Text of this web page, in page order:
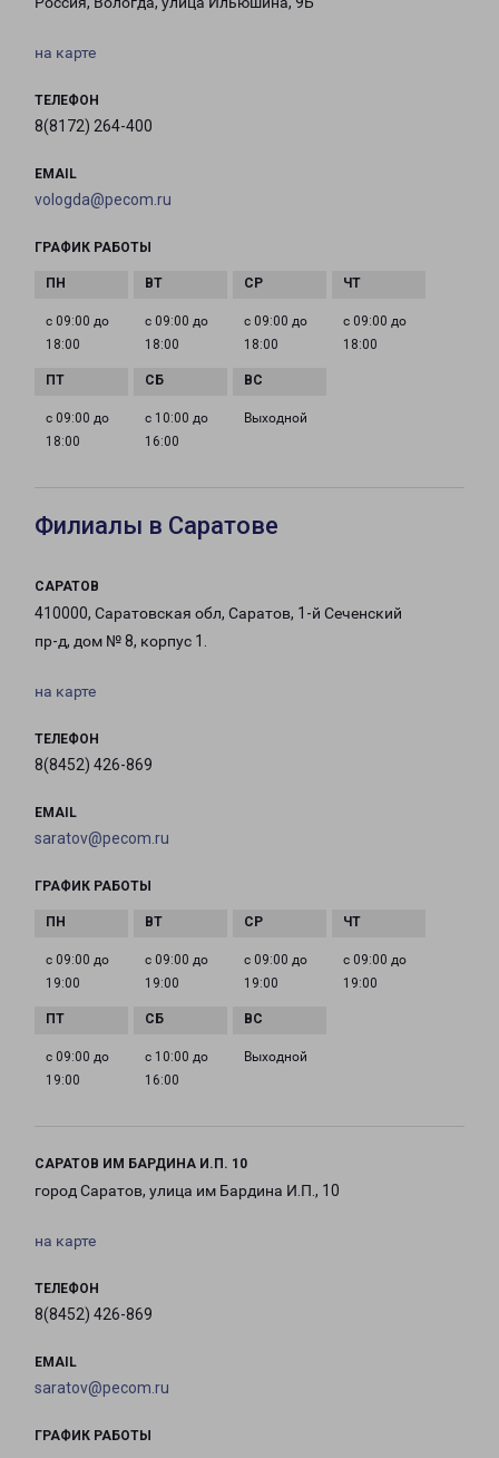
на карте
ТЕЛЕФОН
8(8172) 264-400
EMAIL
vologda@pecom.ru
ГРАФИК РАБОТЫ
с 09:00 до
18:00
с 09:00 до
18:00
с 09:00 до
18:00
с 09:00 до
18:00
с 09:00 до
18:00
с 10:00 до
16:00
Выходной
Филиалы в Саратове
САРАТОВ
410000, Саратовская обл, Саратов, 1-й Сеченский
пр-д, дом № 8, корпус 1.
на карте
ТЕЛЕФОН
8(8452) 426-869
EMAIL
saratov@pecom.ru
ГРАФИК РАБОТЫ
с 09:00 до
19:00
с 09:00 до
19:00
с 09:00 до
19:00
с 09:00 до
19:00
с 09:00 до
19:00
с 10:00 до
16:00
Выходной
САРАТОВ ИМ БАРДИНА И.П. 10
город Саратов, улица им Бардина И.П., 10
на карте
ТЕЛЕФОН
8(8452) 426-869
EMAIL
saratov@pecom.ru
ГРАФИК РАБОТЫ